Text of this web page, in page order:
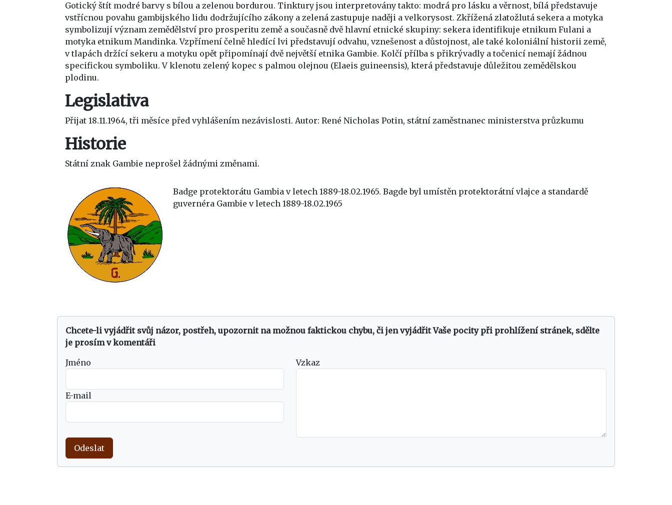
Gotický štít modré barvy s bílou a zelenou bordurou. Tinktury jsou interpretovány takto: modrá pro lásku a věrnost, bílá představuje
vstřícnou povahu gambijského lidu dodržujícího zákony a zelená zastupuje naději a velkorysost. Zkřížená zlatožlutá sekera a motyka
symbolizují význam zemědělství pro prosperitu země a současně dvě hlavní etnické skupiny: sekera identifikuje etnikum Fulani a
motyka etnikum Mandinka. Vzpřímení čelně hledící lvi představují odvahu, vznešenost a důstojnost, ale také koloniální historii země,
v tlapách držící sekeru a motyku opět připomínají dvě největší etnika Gambie. Kolčí přílba s přikrývadly a točenicí nemají žádnou
specifickou symboliku. V klenotu zelený kopec s palmou olejnou (Elaeis guineensis), která představuje důležitou zemědělskou
plodinu.
Legislativa
Přijat 18.11.1964, tři měsíce před vyhlášením nezávislosti. Autor: René Nicholas Potin, státní zaměstnanec ministerstva průzkumu
Historie
Státní znak Gambie neprošel žádnými změnami.
Badge protektorátu Gambia v letech 1889-18.02.1965. Bagde byl umístěn protektorátní vlajce a standardě
guvernéra Gambie v letech 1889-18.02.1965
Chcete-li vyjádřit svůj názor, postřeh, upozornit na možnou faktickou chybu, či jen vyjádřit Vaše pocity při prohlížení stránek, sdělte
je prosím v komentáři
Jméno
E-mail
Vzkaz